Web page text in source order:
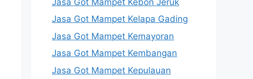
Jasa Got Mampet Kelapa Gading
Jasa Got Mampet Kemayoran
Jasa Got Mampet Kembangan
Jasa Got Mampet Kepulauan